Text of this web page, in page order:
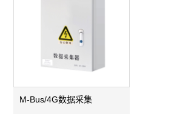
M-Bus/4G数据采集